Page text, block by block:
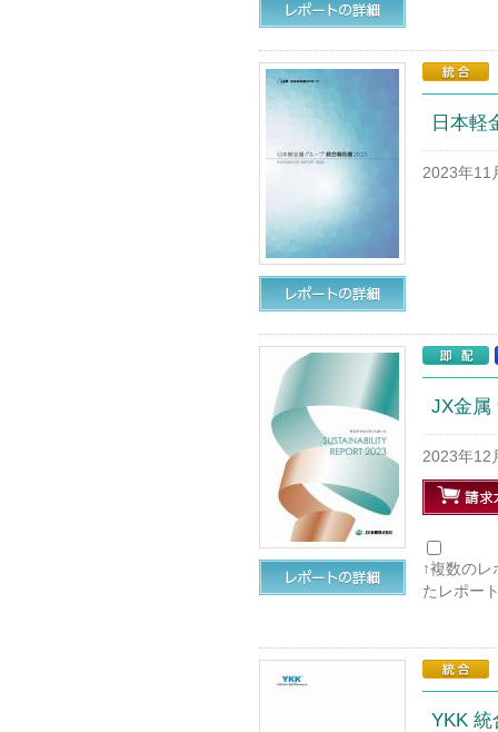
日本
2023年11
JX金属
2023年12
↑複数の
たレポー
YKK 統